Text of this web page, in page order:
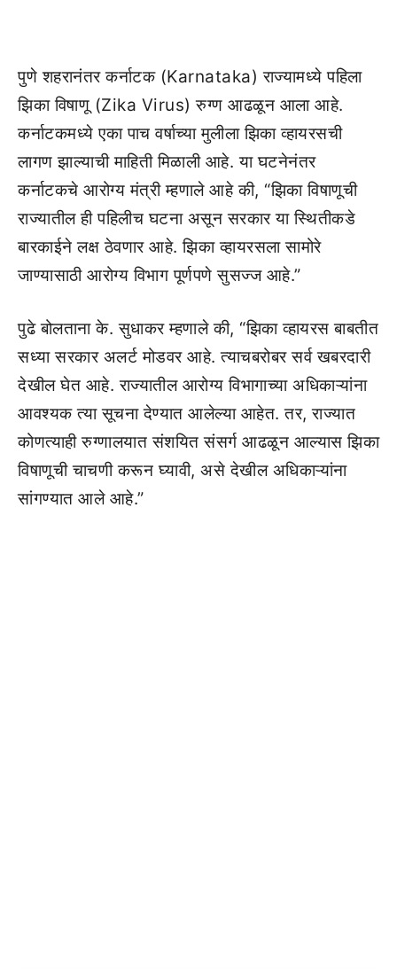
पुणे शहरानंतर कर्नाटक (Karnataka) राज्यामध्ये पहिला
झिका विषाणू (Zika Virus) रुग्ण आढळून आला आहे.
कर्नाटकमध्ये एका पाच वर्षाच्या मुलीला झिका व्हायरसची
लागण झाल्याची माहिती मिळाली आहे. या घटनेनंतर
कर्नाटकचे आरोग्य मंत्री म्हणाले आहे की, “झिका विषाणूची
राज्यातील ही पहिलीच घटना असून सरकार या स्थितीकडे
बारकाईने लक्ष ठेवणार आहे. झिका व्हायरसला सामोरे
जाण्यासाठी आरोग्य विभाग पूर्णपणे सुसज्ज आहे.”
पुढे बोलताना के. सुधाकर म्हणाले की, “झिका व्हायरस बाबतीत
सध्या सरकार अलर्ट मोडवर आहे. त्याचबरोबर सर्व खबरदारी
देखील घेत आहे. राज्यातील आरोग्य विभागाच्या अधिकाऱ्यांना
आवश्यक त्या सूचना देण्यात आलेल्या आहेत. तर, राज्यात
कोणत्याही रुग्णालयात संशयित संसर्ग आढळून आल्यास झिका
विषाणूची चाचणी करून घ्यावी, असे देखील अधिकाऱ्यांना
सांगण्यात आले आहे.”